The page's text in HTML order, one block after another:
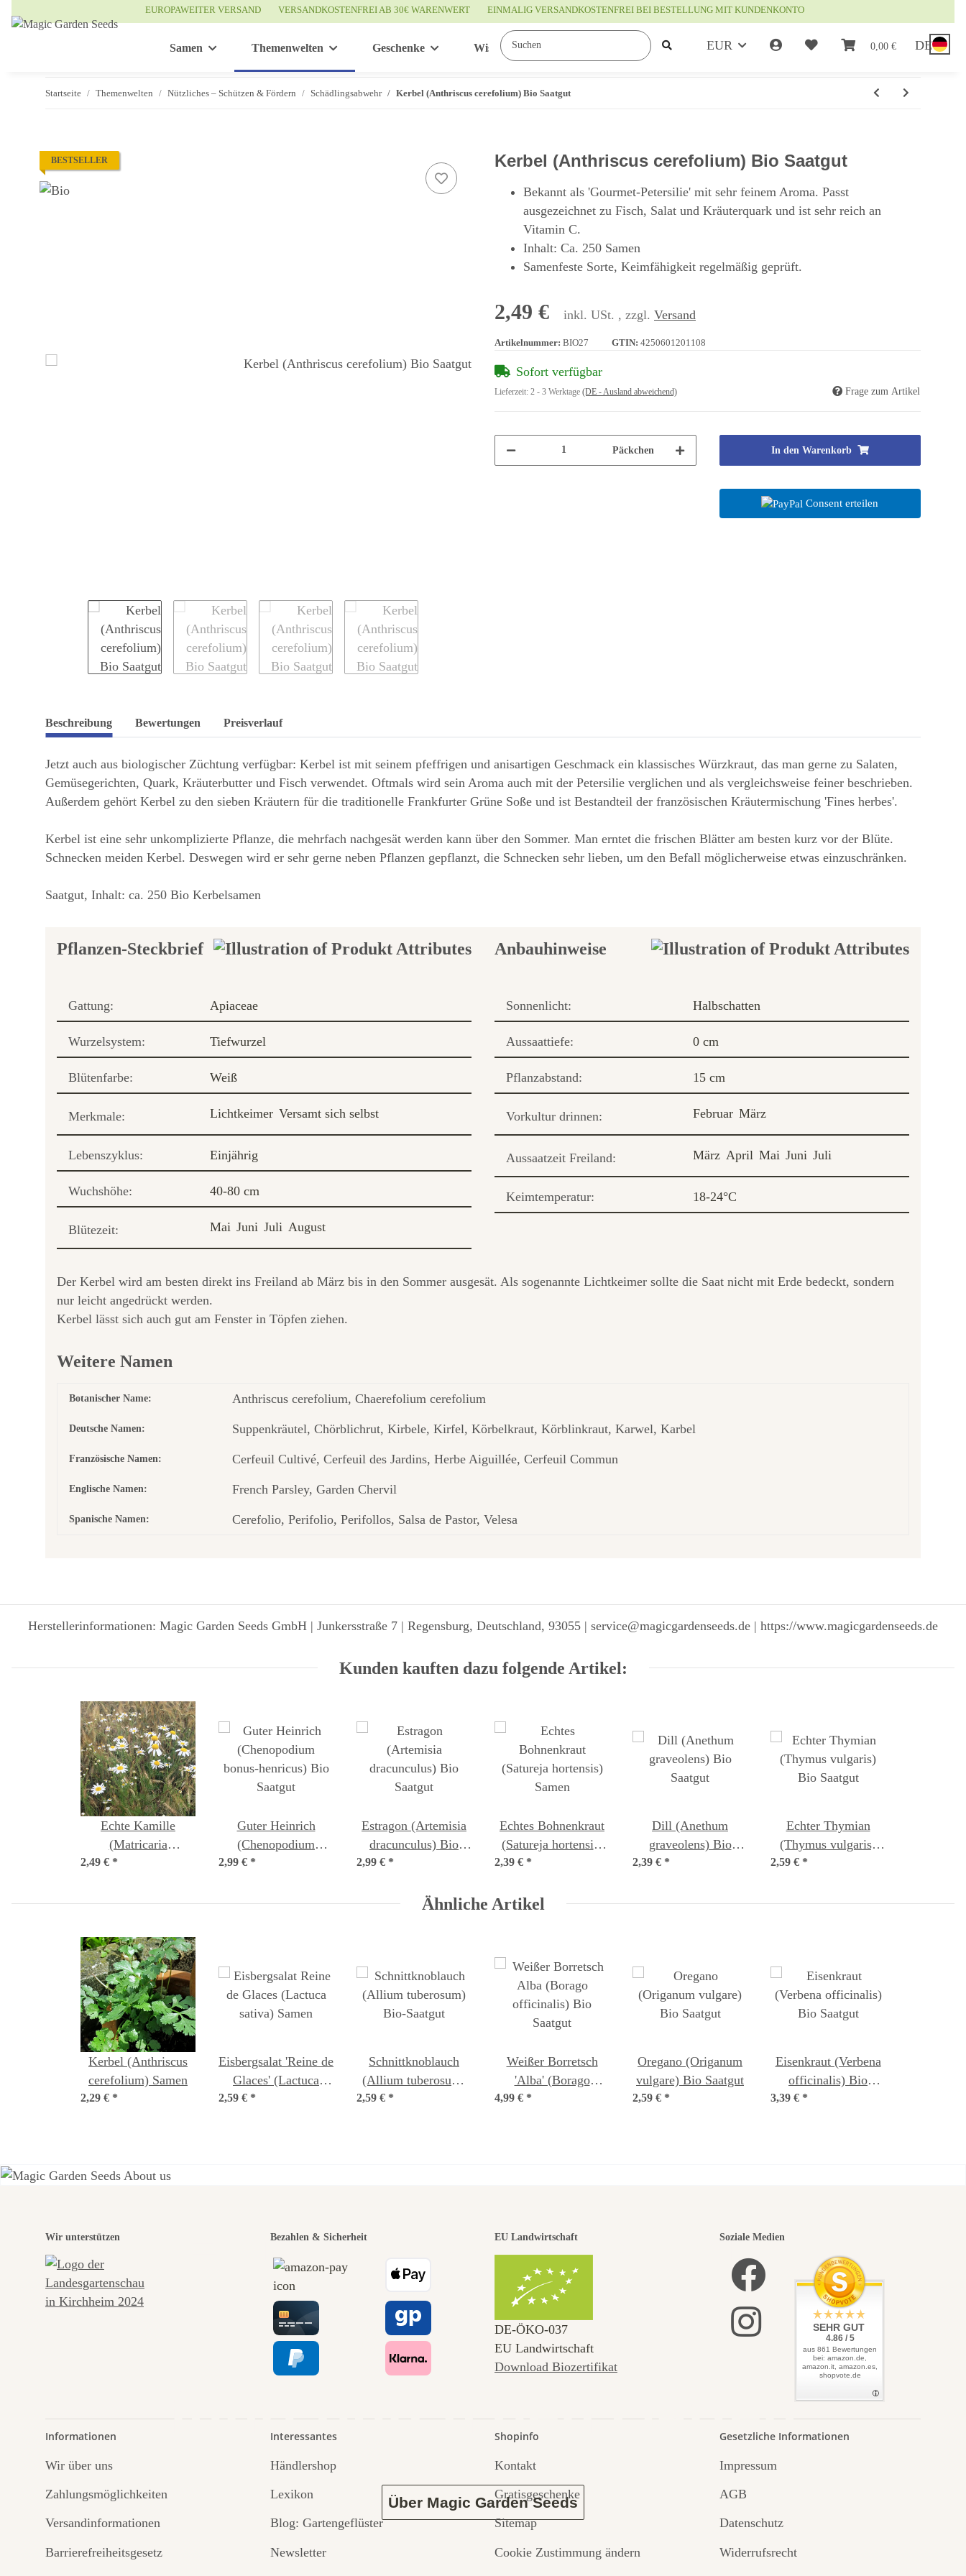
EUROPAWEITER VERSAND VERSANDKOSTENFREI AB 30€ WARENWERT EINMALIG VERSANDKOSTENFREI BEI BESTELLUNG MIT KUNDENKONTO
EUR 0,00 € DE
Samen Themenwelten Geschenke Wissenswertes
Startseite Themenwelten Nützliches – Schützen & Fördern Schädlingsabwehr Kerbel (Anthriscus cerefolium) Bio Saatgut
BESTSELLER Kerbel (Anthriscus cerefolium) Bio Saatgut
Bekannt als 'Gourmet-Petersilie' mit sehr feinem Aroma. Passt
ausgezeichnet zu Fisch, Salat und Kräuterquark und ist sehr reich an
Vitamin C.
Inhalt: Ca. 250 Samen
Samenfeste Sorte, Keimfähigkeit regelmäßig geprüft.
2,49 € inkl. USt. , zzgl. Versand
Artikelnummer: BIO27 GTIN: 4250601201108
Sofort verfügbar
Lieferzeit: 2 - 3 Werktage (DE - Ausland abweichend) Frage zum Artikel
Päckchen In den Warenkorb
Consent erteilen
Beschreibung Bewertungen Preisverlauf
Jetzt auch aus biologischer Züchtung verfügbar: Kerbel ist mit seinem pfeffrigen und anisartigen Geschmack ein klassisches Würzkraut, das man gerne zu Salaten,
Gemüsegerichten, Quark, Kräuterbutter und Fisch verwendet. Oftmals wird sein Aroma auch mit der Petersilie verglichen und als vergleichsweise feiner beschrieben.
Außerdem gehört Kerbel zu den sieben Kräutern für die traditionelle Frankfurter Grüne Soße und ist Bestandteil der französischen Kräutermischung 'Fines herbes'.
Kerbel ist eine sehr unkomplizierte Pflanze, die mehrfach nachgesät werden kann über den Sommer. Man erntet die frischen Blätter am besten kurz vor der Blüte.
Schnecken meiden Kerbel. Deswegen wird er sehr gerne neben Pflanzen gepflanzt, die Schnecken sehr lieben, um den Befall möglicherweise etwas einzuschränken.
Saatgut, Inhalt: ca. 250 Bio Kerbelsamen
Pflanzen-Steckbrief
Gattung: Apiaceae
Wurzelsystem: Tiefwurzel
Blütenfarbe: Weiß
Merkmale: Lichtkeimer Versamt sich selbst
Lebenszyklus: Einjährig
Wuchshöhe: 40-80 cm
Blütezeit: Mai Juni Juli August
Anbauhinweise
Sonnenlicht: Halbschatten
Aussaattiefe: 0 cm
Pflanzabstand: 15 cm
Vorkultur drinnen: Februar März
Aussaatzeit Freiland: März April Mai Juni Juli
Keimtemperatur: 18-24°C
Der Kerbel wird am besten direkt ins Freiland ab März bis in den Sommer ausgesät. Als sogenannte Lichtkeimer sollte die Saat nicht mit Erde bedeckt, sondern
nur leicht angedrückt werden.
Kerbel lässt sich auch gut am Fenster in Töpfen ziehen.
Weitere Namen
Botanischer Name: Anthriscus cerefolium, Chaerefolium cerefolium
Deutsche Namen: Suppenkräutel, Chörblichrut, Kirbele, Kirfel, Körbelkraut, Körblinkraut, Karwel, Karbel
Französische Namen: Cerfeuil Cultivé, Cerfeuil des Jardins, Herbe Aiguillée, Cerfeuil Commun
Englische Namen: French Parsley, Garden Chervil
Spanische Namen: Cerefolio, Perifolio, Perifollos, Salsa de Pastor, Velesa
Herstellerinformationen: Magic Garden Seeds GmbH | Junkersstraße 7 | Regensburg, Deutschland, 93055 | service@magicgardenseeds.de | https://www.magicgardenseeds.de
Kunden kauften dazu folgende Artikel:
Echte Kamille
(Matricaria
chamomilla) Bio
2,49 € *
Guter Heinrich
(Chenopodium
bonus-henricus) Bio
2,99 € *
Estragon (Artemisia
dracunculus) Bio
2,99 € *
Echtes Bohnenkraut
(Satureja hortensis)
2,39 € *
Dill (Anethum
graveolens) Bio
2,39 € *
Echter Thymian
(Thymus vulgaris)
Bio Saatgut
2,59 € *
Ähnliche Artikel
Kerbel (Anthriscus
cerefolium) Samen
2,29 € *
Eisbergsalat 'Reine de
Glaces' (Lactuca
sativa) Samen
2,59 € *
Schnittknoblauch
(Allium tuberosum)
Bio-Saatgut
2,59 € *
Weißer Borretsch
'Alba' (Borago
officinalis) Bio
4,99 € *
Oregano (Origanum
vulgare) Bio Saatgut
2,59 € *
Eisenkraut (Verbena
officinalis) Bio
3,39 € *
Einer der schönsten
Wege zu uns selbst
führt durch den Garten
Über Magic Garden Seeds
Wir unterstützen Bezahlen & Sicherheit EU Landwirtschaft
DE‑ÖKO‑037
EU Landwirtschaft
Download Biozertifikat
Soziale Medien
SEHR GUT
4.86 / 5
aus 861 Bewertungen
bei: amazon.de,
amazon.it, amazon.es,
shopvote.de
Informationen
Wir über uns
Zahlungsmöglichkeiten
Versandinformationen
Barrierefreiheitsgesetz
Interessantes
Händlershop
Lexikon
Blog: Gartengeflüster
Newsletter
Shopinfo
Kontakt
Gratisgeschenke
Sitemap
Cookie Zustimmung ändern
Gesetzliche Informationen
Impressum
AGB
Datenschutz
Widerrufsrecht